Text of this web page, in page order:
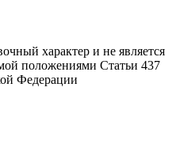
характер и не является
положениями Статьи 437
Федерации